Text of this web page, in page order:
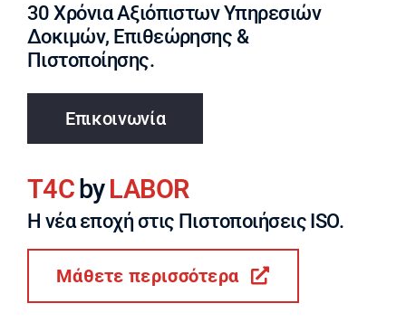
30 Χρόνια Αξιόπιστων Υπηρεσιών
Δοκιμών, Επιθεώρησης &
Πιστοποίησης.
Επικοινωνία
T4C byLABOR
Η νέα εποχή στις Πιστοποιήσεις ISO.
Μάθετε περισσότερα